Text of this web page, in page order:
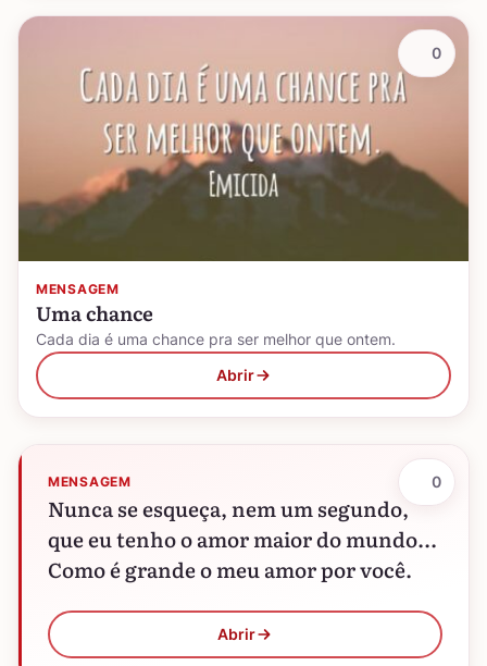
MENSAGEM
Uma chance
Cada dia é uma chance pra ser melhor que ontem.
Abrir
0
MENSAGEM
Nunca se esqueça, nem um segundo,
que eu tenho o amor maior do mundo...
Como é grande o meu amor por você.
Abrir
0